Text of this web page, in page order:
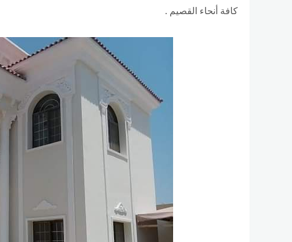
كافة أنحاء القصيم .